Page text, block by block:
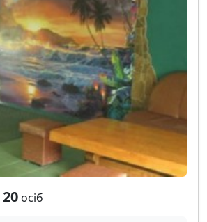
20 осіб